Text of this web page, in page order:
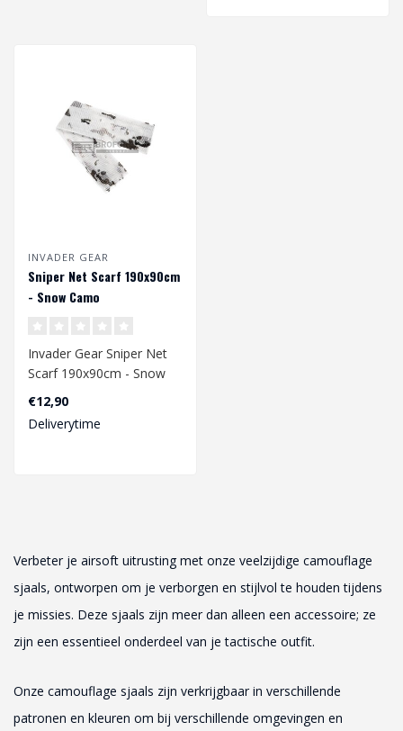
INVADER GEAR
Sniper Net Scarf 190x90cm
- Snow Camo
Invader Gear Sniper Net
Scarf 190x90cm - Snow
Camo
€12,90
Deliverytime
Verbeter je airsoft uitrusting met onze veelzijdige camouflage
sjaals, ontworpen om je verborgen en stijlvol te houden tijdens
je missies. Deze sjaals zijn meer dan alleen een accessoire; ze
zijn een essentieel onderdeel van je tactische outfit.
Onze camouflage sjaals zijn verkrijgbaar in verschillende
patronen en kleuren om bij verschillende omgevingen en